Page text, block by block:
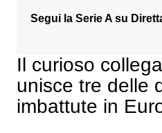
Il curioso
unisce tre delle
imbattute in
Segui la Serie A su